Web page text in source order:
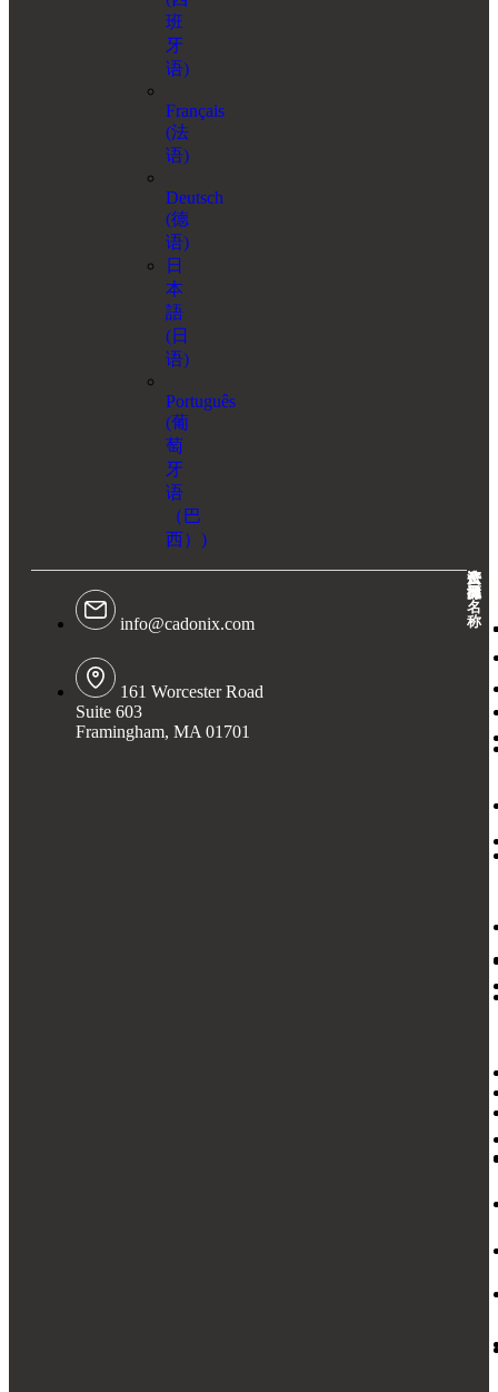
班
牙
语)
Français
(法
语)
Deutsch
(德
语)
日
本
語
(日
语)
Português
(葡
萄
牙
语
（巴
西） )
info@cadonix.com
161 Worcester Road
Suite 603
Framingham, MA 01701
公
司
名
称
产
品
资
源
法
律